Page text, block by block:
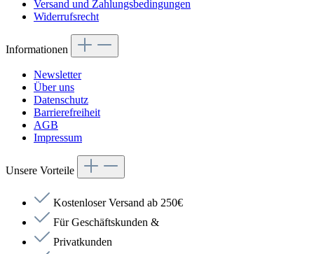
Versand und Zahlungsbedingungen
Widerrufsrecht
Informationen
Newsletter
Über uns
Datenschutz
Barrierefreiheit
AGB
Impressum
Unsere Vorteile
Kostenloser Versand ab 250€
Für Geschäftskunden &
Privatkunden